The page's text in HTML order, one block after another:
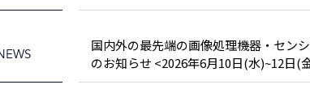
国内外の最先端の画像処理機器・セン
のお知らせ <2026年6月10日(水)~12日(